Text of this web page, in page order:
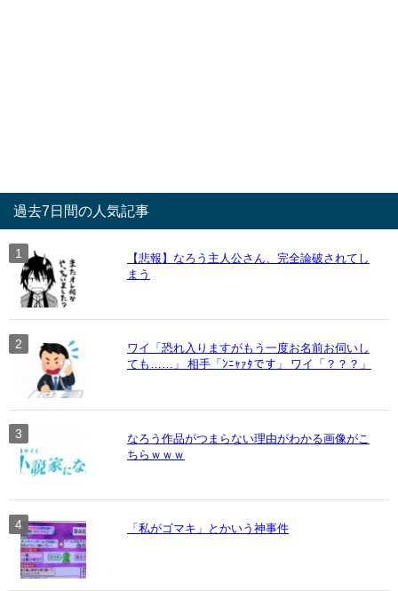
過去7日間の人気記事
【悲報】なろう主人公さん、完全論破されてし
まう
ワイ「恐れ入りますがもう一度お名前お伺いし
ても……」 相手「ﾝﾆｬｧﾀです」 ワイ「？？？」
なろう作品がつまらない理由がわかる画像がこ
ちらｗｗｗ
「私がゴマキ」とかいう神事件